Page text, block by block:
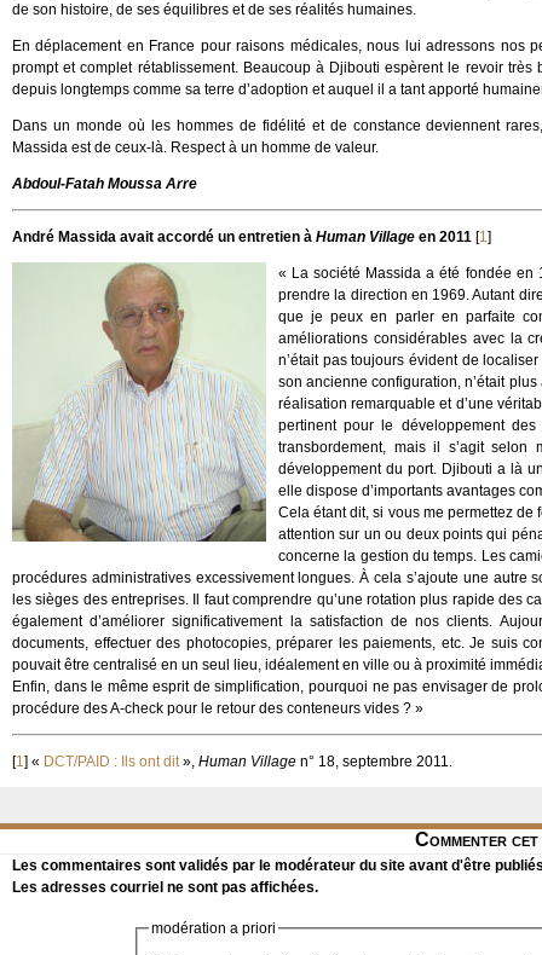
de son histoire, de ses équilibres et de ses réalités humaines.
En déplacement en France pour raisons médicales, nous lui adressons
prompt et complet rétablissement. Beaucoup à Djibouti espèrent le revoir
depuis longtemps comme sa terre d’adoption et auquel il a tant apporté
Dans un monde où les hommes de fidélité et de constance deviennent
Massida est de ceux-là. Respect à un homme de valeur.
Abdoul-Fatah Moussa Arre
André Massida avait accordé un entretien à Human Village en 2011 [1]
« La société Massida a été fondée en
prendre la direction en 1969. Autant
que je peux en parler en parfaite
améliorations considérables avec la
n’était pas toujours évident de
son ancienne configuration, n’était
réalisation remarquable et d’une
pertinent pour le développement
transbordement, mais il s’agit selon
développement du port. Djibouti a là
elle dispose d’importants avantages
Cela étant dit, si vous me permettez
attention sur un ou deux points qui
concerne la gestion du temps. Les
procédures administratives excessivement longues. À cela s’ajoute une
les sièges des entreprises. Il faut comprendre qu’une rotation plus rapide des
également d’améliorer significativement la satisfaction de nos clients.
documents, effectuer des photocopies, préparer les paiements, etc. Je suis
pouvait être centralisé en un seul lieu, idéalement en ville ou à proximité
Enfin, dans le même esprit de simplification, pourquoi ne pas envisager de
procédure des A-check pour le retour des conteneurs vides ? »
[1] « DCT/PAID : Ils ont dit», Human Village n° 18, septembre 2011.
Commenter
Les commentaires sont validés par le modérateur du site avant d'être
Les adresses courriel ne sont pas affichées.
modération a priori